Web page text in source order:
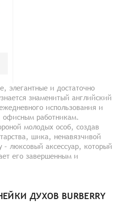
элегантные и достаточно
знаменитый английский
использования и
работникам.
молодых особ, создав
шика, ненавязчивой
люксовый аксессуар, который
его завершенным и
ДУХОВ BURBERRY